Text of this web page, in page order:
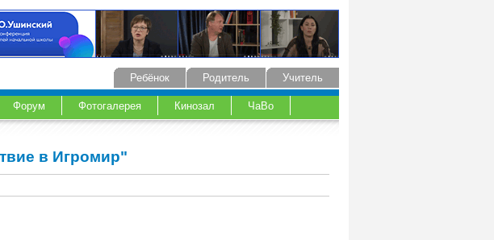
Учитель
Родитель
Ребёнок
Форум Фотогалерея Кинозал
ЧаВо
в Игромир"